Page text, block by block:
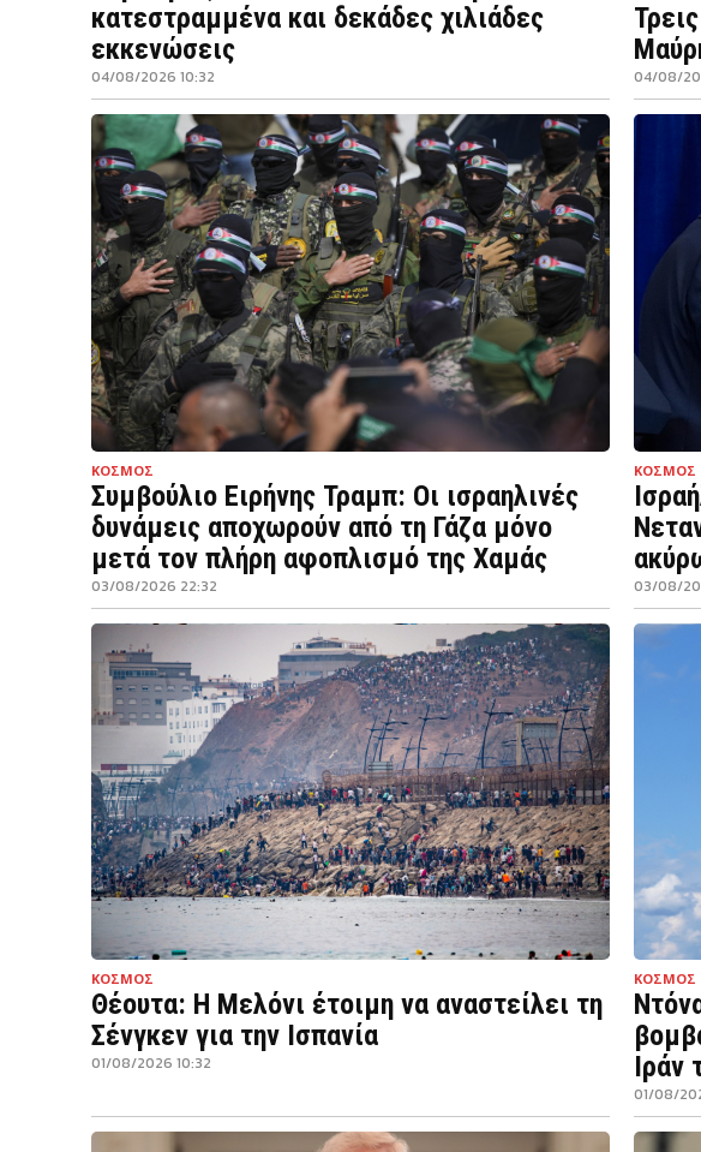
κατεστραμμένα και δεκάδες χιλιάδες
εκκενώσεις
04/08/2026 10:32 04/08/
ΚΟΣΜΟΣ
Συμβούλιο Ειρήνης Τραμπ: Οι ισραηλινές
δυνάμεις αποχωρούν από τη Γάζα μόνο
μετά τον πλήρη αφοπλισμό της Χαμάς
03/08/2026 22:32
ΚΟΣΜΟΣ
03/08/
ΚΟΣΜΟΣ
Θέουτα: Η Μελόνι έτοιμη να αναστείλει τη
Σένγκεν για την Ισπανία
01/08/2026 10:32
ΚΟΣΜΟΣ
Ιράν
01/08/